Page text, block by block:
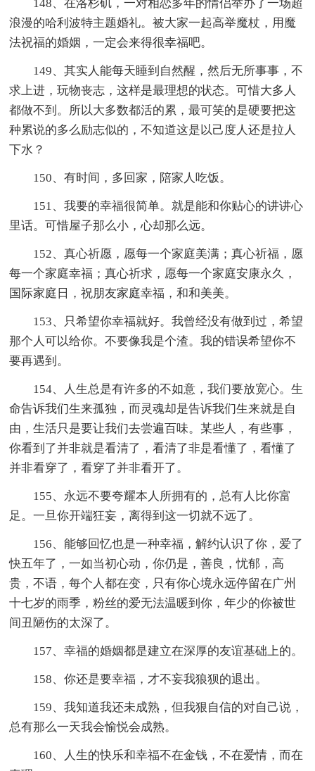
148、在洛杉矶，一对相恋多年的情侣举办了一场超
浪漫的哈利波特主题婚礼。被大家一起高举魔杖，用魔
法祝福的婚姻，一定会来得很幸福吧。
149、其实人能每天睡到自然醒，然后无所事事，不
求上进，玩物丧志，这样是最理想的状态。可惜大多人
都做不到。所以大多数都活的累，最可笑的是硬要把这
种累说的多么励志似的，不知道这是以己度人还是拉人
下水？
150、有时间，多回家，陪家人吃饭。
151、我要的幸福很简单。就是能和你贴心的讲讲心
里话。可惜屋子那么小，心却那么远。
152、真心祈愿，愿每一个家庭美满；真心祈福，愿
每一个家庭幸福；真心祈求，愿每一个家庭安康永久，
国际家庭日，祝朋友家庭幸福，和和美美。
153、只希望你幸福就好。我曾经没有做到过，希望
那个人可以给你。不要像我是个渣。我的错误希望你不
要再遇到。
154、人生总是有许多的不如意，我们要放宽心。生
命告诉我们生来孤独，而灵魂却是告诉我们生来就是自
由，生活只是要让我们去尝遍百味。某些人，有些事，
你看到了并非就是看清了，看清了非是看懂了，看懂了
并非看穿了，看穿了并非看开了。
155、永远不要夸耀本人所拥有的，总有人比你富
足。一旦你开端狂妄，离得到这一切就不远了。
156、能够回忆也是一种幸福，解约认识了你，爱了
快五年了，一如当初心动，你仍是，善良，忧郁，高
贵，不语，每个人都在变，只有你心境永远停留在广州
十七岁的雨季，粉丝的爱无法温暖到你，年少的你被世
间丑陋伤的太深了。
157、幸福的婚姻都是建立在深厚的友谊基础上的。
158、你还是要幸福，才不妄我狼狈的退出。
159、我知道我还未成熟，但我狠自信的对自己说，
总有那么一天我会愉悦会成熟。
160、人生的快乐和幸福不在金钱，不在爱情，而在